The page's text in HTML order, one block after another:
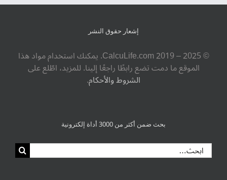
إشعار حقوق النشر
© ‎CalcuLife.com‎ 2019 – 2025. يمكنك استخدام مواد هذا
الموقع ما دمت تضع رابطًا راجعًا إلينا. للمزيد، اطّلع على
الشروط والأحكام.
بحث ضمن أكثر من 3000 أداة إلكترونية
البحث
عن: